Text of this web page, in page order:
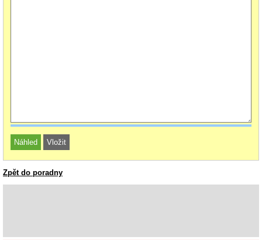
Zpět do poradny